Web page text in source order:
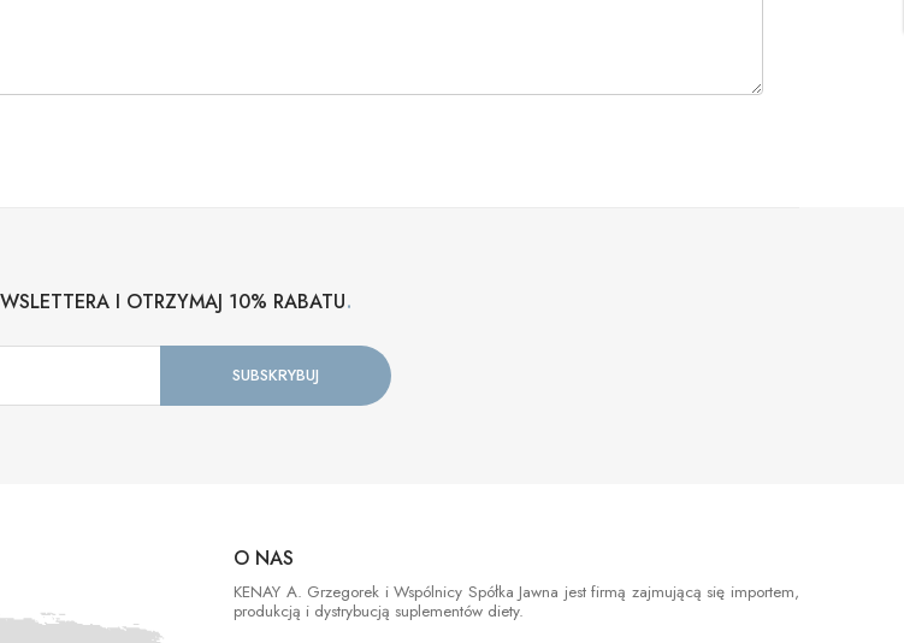
I OTRZYMAJ 10% RABATU.
O NAS
KENAY A. Grzegorek i Wspólnicy Spółka Jawna jest firmą zajmującą się importem,
produkcją i dystrybucją suplementów diety.